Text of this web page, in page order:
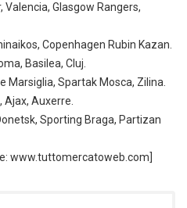
Valencia, Glasgow Rangers,
Copenhagen Rubin Kazan.
Basilea, Cluj.
Marsiglia, Spartak Mosca, Zilina.
Ajax, Auxerre.
Sporting Braga, Partizan
www.tuttomercatoweb.com]